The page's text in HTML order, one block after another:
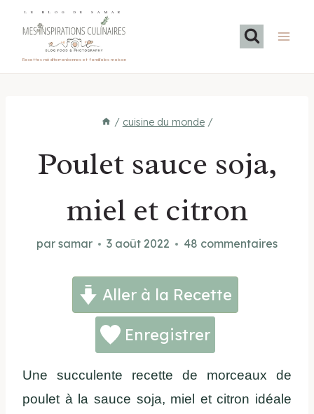
LE BLOG DE SAMAR
Recettes méditerranéennes et familiales maison
/ cuisine du monde /
Poulet sauce soja,
miel et citron
par samar 3 août 2022 48 commentaires
Aller à la Recette
Enregistrer
Une succulente recette de morceaux de
poulet à la sauce soja, miel et citron idéale